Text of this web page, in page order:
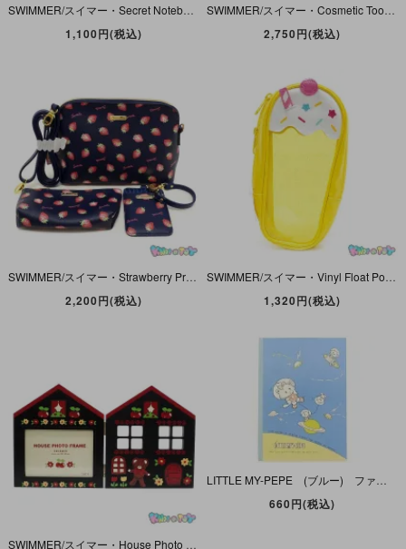
SWIMMER/スイマー・Secret Notebook ＆ Lipstick Pen・ひみつノート・鍵付き・リップスティックペン
1,100円(税込) 2,750円(税込)
SWIMMER/スイマー・Strawberry Print Series/いちごプリントシリーズ・ショルダーバッグ＆ペンケース＆パスケース3点セット・ネイビー
2,200円(税込) 1,320円(税込)
660円(税込)